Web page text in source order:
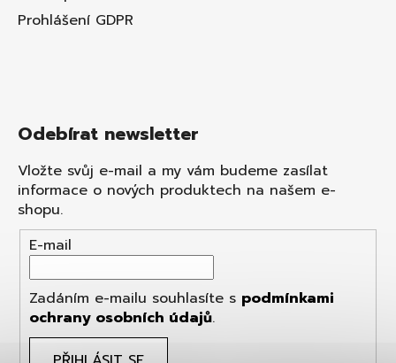
Prohlášení GDPR
Odebírat newsletter
Vložte svůj e-mail a my vám budeme zasílat
informace o nových produktech na našem e-
shopu.
E-mail
Zadáním e-mailu souhlasíte s podmínkami
ochrany osobních údajů.